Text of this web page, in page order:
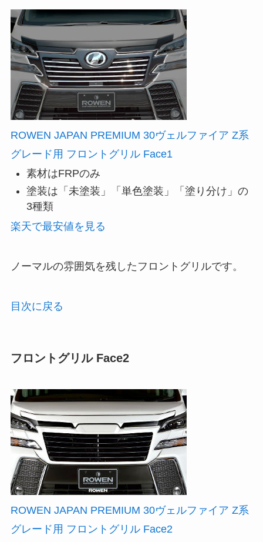
ROWEN JAPAN PREMIUM 30ヴェルファイア Z系
グレード用 フロントグリル Face1
素材はFRPのみ
塗装は「未塗装」「単色塗装」「塗り分け」の
3種類
楽天で最安値を見る
ノーマルの雰囲気を残したフロントグリルです。
目次に戻る
フロントグリル Face2
ROWEN JAPAN PREMIUM 30ヴェルファイア Z系
グレード用 フロントグリル Face2